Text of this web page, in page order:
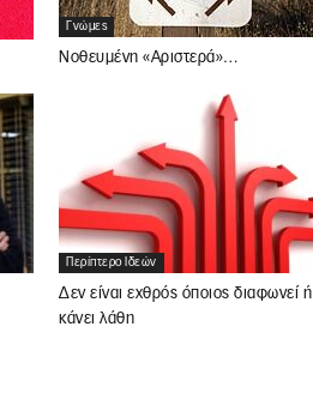
Γνώμες
Νοθευμένη «Αριστερά»…
Περίπτερο Ιδεών
Δεν είναι εχθρός όποιος διαφωνεί ή
κάνει λάθη